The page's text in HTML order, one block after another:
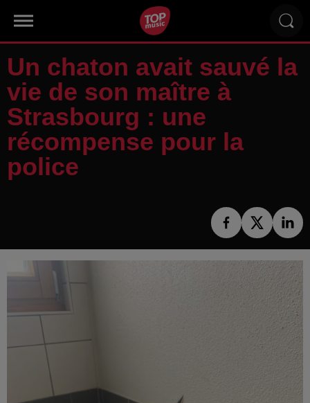
Un chaton avait sauvé la
vie de son maître à
Strasbourg : une
récompense pour la
police